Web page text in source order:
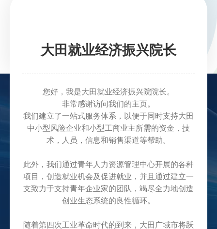
大田就业经济振兴院长
您好，我是大田就业经济振兴院院长。
非常感谢访问我们的主页。
我们建立了一站式服务体系，以便于同时支持大田
中小型风险企业和小型工商业主所需的资金，技
术，人员，信息和销售渠道等帮助。
此外，我们通过青年人力资源管理中心开展的各种
项目，创造就业机会及促进就业，并且通过建立一
支致力于支持青年企业家的团队，竭尽全力地创造
创业生态系统的良性循环。
随着第四次工业革命时代的到来，大田广域市将跃